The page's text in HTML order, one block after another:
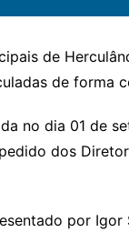
de
de forma
no dia 01 de
pedido dos
por